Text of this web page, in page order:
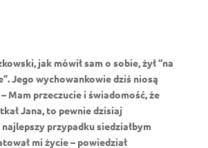
jak mówił sam o sobie, żył “na
Jego wychowankowie dziś niosą
Mam przeczucie i świadomość, że
Jana, to pewnie dzisiaj
najlepszy przypadku siedziałbym
mi życie – powiedział